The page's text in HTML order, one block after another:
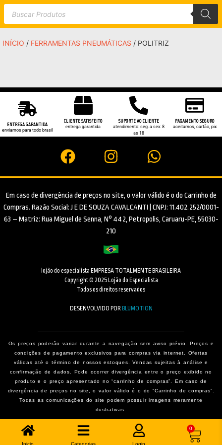
INÍCIO / FERRAMENTAS PNEUMÁTICAS / POLITRIZ
ENTREGA GARANTIDA
enviamos para todo brasil
CLIENTE SATISFEITO
entrega garantida
SUPORTE AO CLIENTE
atendimento: seg. a sex: 8
as 18
PAGAMENTO SEGURO
aceitamos, cartão, pix
Em caso de divergência de preços no site, o valor válido é o do Carrinho de
Compras. Razão Social: J E DE SOUZA CAVALCANTI | CNPJ: 11.402.252/0001-
63 – Matriz: Rua Miguel de Senna, N° 442, Petropolis, Caruaru-PE, 55030-
210
lojão do especialista EMPRESA TOTALMENTE BRASILEIRA
Copyright © 2025 Lojão do Especialista
Todos os direitos reservados
DESENVOLVIDO PORBLUMOTION
Os preços poderão variar durante a navegação sem aviso prévio. Preços e
condições de pagamento exclusivos para compras via internet. Ofertas
válidas até o término de nossos estoques. Vendas sujeitas à análise e
confirmação de dados. Pode ocorrer divergência entre o preço exibido no
produto e o preço apresentado no “carrinho de compras”. Em caso de
divergência de preços no site, o valor válido é o do “Carrinho de compras”.
Todas as comunicações do site podem possuir imagens meramente
ilustrativas.
0